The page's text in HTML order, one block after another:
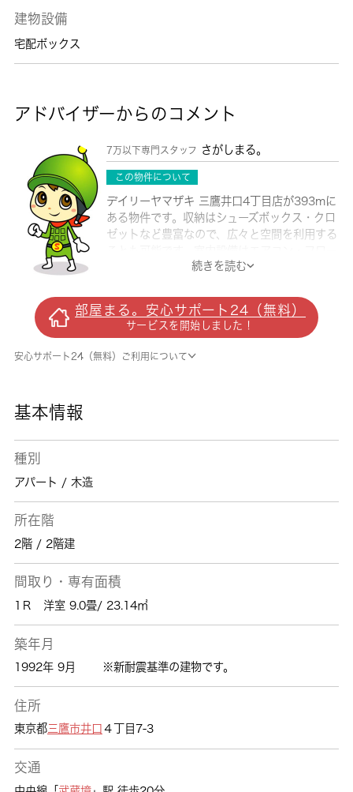
建物設備
宅配ボックス
アドバイザーからのコメント
7万以下専門スタッフ さがしまる。
この物件について
デイリーヤマザキ 三鷹井口4丁目店が393mに
ある物件です。収納はシューズボックス・クロ
ゼットなど豊富なので、広々と空間を利用する
リングなど豊富に揃っており、過ごしやすいお
家です。心にゆとりがうまれる礼金不要の物
件。嬉しくなる条件ですよね。ぜひご覧いただ
きたい賃貸物件です。三鷹市や中央線武蔵境付
近であなたのライフスタイルに合ったお部屋を
続きを読む
部屋まる。安心サポート24（無料）
サービスを開始しました！
安心サポート24（無料）ご利用について
基本情報
種別
アパート / 木造
所在階
2階 / 2階建
間取り・専有面積
1Ｒ 洋室 9.0畳/ 23.14㎡
築年月
1992年 9月 ※新耐震基準の建物です。
住所
東京都三鷹市井口 ４丁目7-3
交通